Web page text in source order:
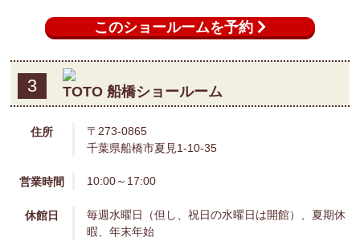
暇、年末年始
アクセス
電車・バスの場合
京成電鉄「公津の杜駅」より、徒歩3分
富里IC」より10分
駐車場32台
このショールームを予約